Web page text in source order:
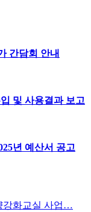
간담회 안내
및 사용결과 보고
년 예산서 공고
강화교실 사업…